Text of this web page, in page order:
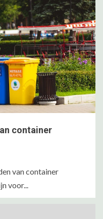
container
van container
voor...